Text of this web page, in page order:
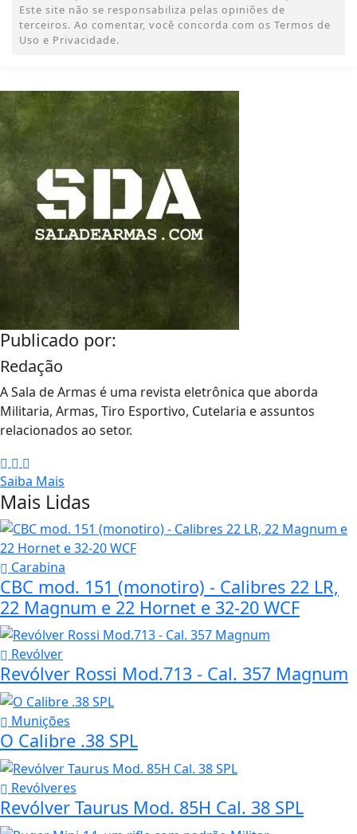
Este site não se responsabiliza pelas opiniões de
terceiros. Ao comentar, você concorda com os Termos de
Uso e Privacidade.
Publicado por:
Redação
A Sala de Armas é uma revista eletrônica que aborda
Militaria, Armas, Tiro Esportivo, Cutelaria e assuntos
relacionados ao setor.
Saiba Mais
Mais Lidas
Carabina
CBC mod. 151 (monotiro) - Calibres 22 LR,
22 Magnum e 22 Hornet e 32-20 WCF
Revólver
Revólver Rossi Mod.713 - Cal. 357 Magnum
Munições
O Calibre .38 SPL
Revólveres
Revólver Taurus Mod. 85H Cal. 38 SPL